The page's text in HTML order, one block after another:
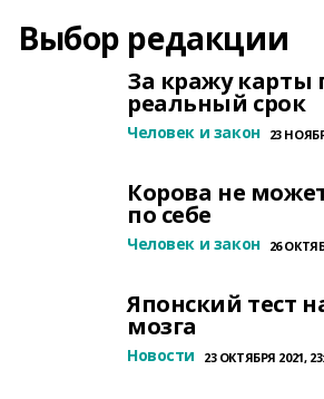
Выбор редакции
За кражу карты
реальный срок
Человек и закон 23
Корова не
по себе
Человек и закон 26
Японский тест
мозга
Новости 23 ОКТЯБРЯ 2021,